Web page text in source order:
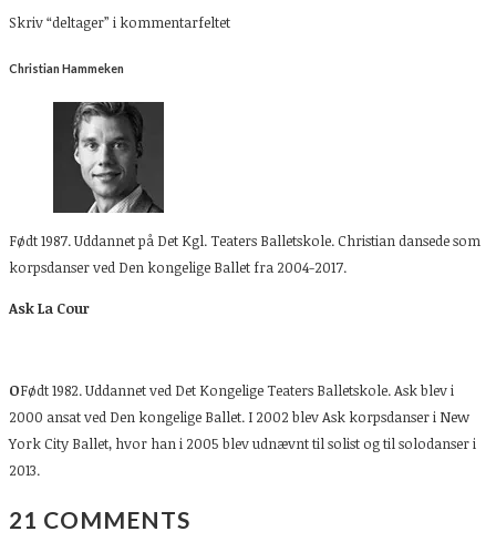
Skriv “deltager” i kommentarfeltet
Christian Hammeken
Født 1987. Uddannet på Det Kgl. Teaters Balletskole. Christian dansede som
korpsdanser ved Den kongelige Ballet fra 2004-2017.
Ask La Cour
OFødt 1982. Uddannet ved Det Kongelige Teaters Balletskole. Ask blev i
2000 ansat ved Den kongelige Ballet. I 2002 blev Ask korpsdanser i New
York City Ballet, hvor han i 2005 blev udnævnt til solist og til solodanser i
2013.
21 COMMENTS